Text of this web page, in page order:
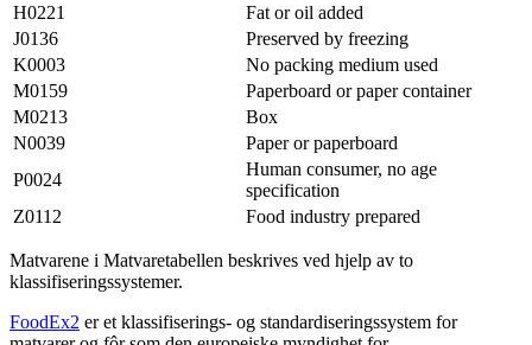
H0221
Fat or oil added
J0136
Preserved by freezing
K0003
No packing medium used
M0159
Paperboard or paper container
M0213
Box
N0039
Paper or paperboard
P0024
Human consumer, no age
specification
Z0112
Food industry prepared
Matvarene i Matvaretabellen beskrives ved hjelp av to
klassifiseringssystemer.
FoodEx2 er et klassifiserings- og standardiseringssystem for